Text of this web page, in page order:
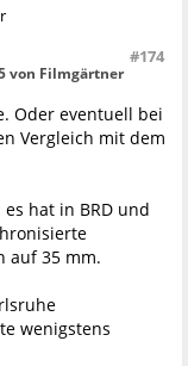
#174
von Filmgärtner
Oder eventuell bei
Vergleich mit dem
hat in BRD und
auf 35 mm.
wenigstens